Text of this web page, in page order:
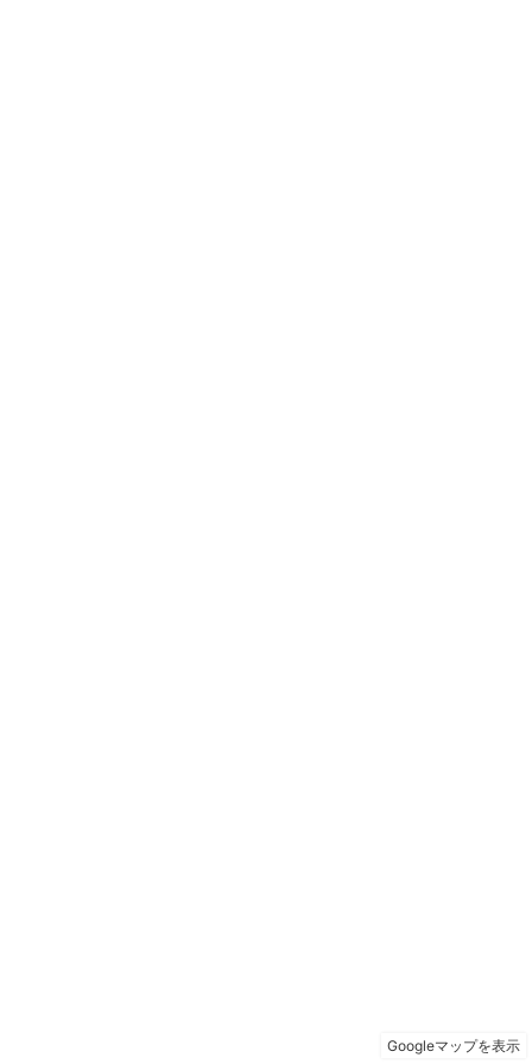
Googleマップを表示